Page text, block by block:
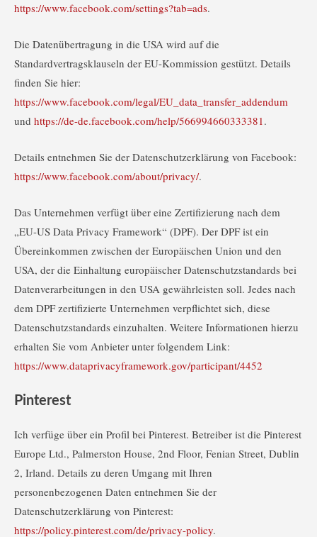
https://www.facebook.com/settings?tab=ads.
Die Datenübertragung in die USA wird auf die
Standardvertragsklauseln der EU-Kommission gestützt. Details
finden Sie hier:
https://www.facebook.com/legal/EU_data_transfer_addendum
und https://de-de.facebook.com/help/566994660333381.
Details entnehmen Sie der Datenschutzerklärung von Facebook:
https://www.facebook.com/about/privacy/.
Das Unternehmen verfügt über eine Zertifizierung nach dem
„EU-US Data Privacy Framework“ (DPF). Der DPF ist ein
Übereinkommen zwischen der Europäischen Union und den
USA, der die Einhaltung europäischer Datenschutzstandards bei
Datenverarbeitungen in den USA gewährleisten soll. Jedes nach
dem DPF zertifizierte Unternehmen verpflichtet sich, diese
Datenschutzstandards einzuhalten. Weitere Informationen hierzu
erhalten Sie vom Anbieter unter folgendem Link:
https://www.dataprivacyframework.gov/participant/4452
Pinterest
Ich verfüge über ein Profil bei Pinterest. Betreiber ist die Pinterest
Europe Ltd., Palmerston House, 2nd Floor, Fenian Street, Dublin
2, Irland. Details zu deren Umgang mit Ihren
personenbezogenen Daten entnehmen Sie der
Datenschutzerklärung von Pinterest:
https://policy.pinterest.com/de/privacy-policy.